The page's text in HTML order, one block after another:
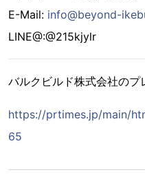
E-Mail: info@beyond-
LINE@:@215kjylr
バルクビルド株式会社のプ
https://prtimes.jp/main/
65